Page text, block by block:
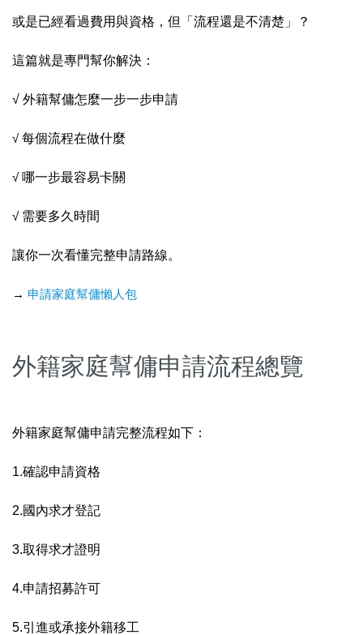
或是已經看過費用與資格，但「流程還是不清楚」？
這篇就是專門幫你解決：
√ 外籍幫傭怎麼一步一步申請
√ 每個流程在做什麼
√ 哪一步最容易卡關
√ 需要多久時間
讓你一次看懂完整申請路線。
→ 申請家庭幫傭懶人包
外籍家庭幫傭申請流程總覽
外籍家庭幫傭申請完整流程如下：
1.確認申請資格
2.國內求才登記
3.取得求才證明
4.申請招募許可
5.引進或承接外籍移工